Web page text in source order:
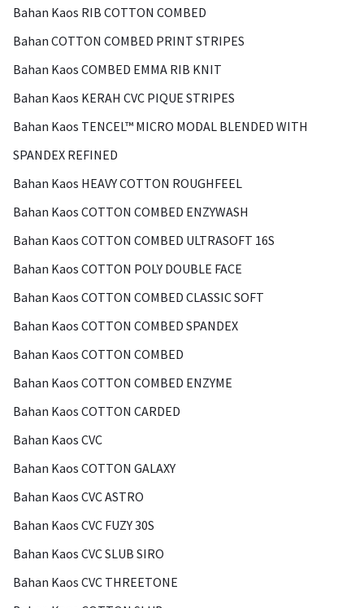
Bahan Kaos RIB COTTON COMBED
Bahan COTTON COMBED PRINT STRIPES
Bahan Kaos COMBED EMMA RIB KNIT
Bahan Kaos KERAH CVC PIQUE STRIPES
Bahan Kaos TENCEL™ MICRO MODAL BLENDED WITH
SPANDEX REFINED
Bahan Kaos HEAVY COTTON ROUGHFEEL
Bahan Kaos COTTON COMBED ENZYWASH
Bahan Kaos COTTON COMBED ULTRASOFT 16S
Bahan Kaos COTTON POLY DOUBLE FACE
Bahan Kaos COTTON COMBED CLASSIC SOFT
Bahan Kaos COTTON COMBED SPANDEX
Bahan Kaos COTTON COMBED
Bahan Kaos COTTON COMBED ENZYME
Bahan Kaos COTTON CARDED
Bahan Kaos CVC
Bahan Kaos COTTON GALAXY
Bahan Kaos CVC ASTRO
Bahan Kaos CVC FUZY 30S
Bahan Kaos CVC SLUB SIRO
Bahan Kaos CVC THREETONE